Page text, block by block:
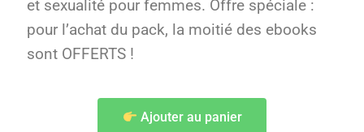
et sexualité pour femmes. Offre spéciale :
pour l’achat du pack, la moitié des ebooks
sont OFFERTS !
Ajouter au panier